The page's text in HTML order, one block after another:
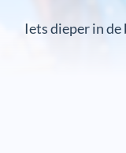
Iets dieper in